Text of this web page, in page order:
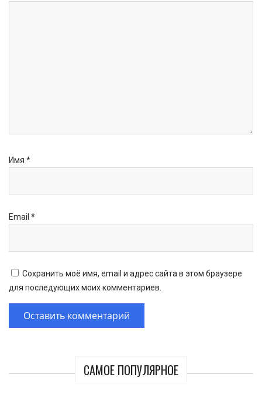
САМОЕ ПОПУЛЯРНОЕ
Имя *
Email *
Сохранить моё имя, email и адрес сайта в этом браузере
для последующих моих комментариев.